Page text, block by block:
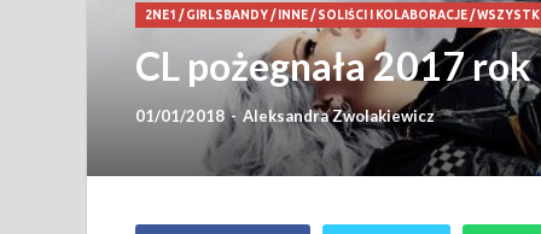
2NE1 / GIRLSBANDY/ INNE/ SOLIŚCI I KOLABORACJE/
CL pożegnała 2017
01/01/2018 - Aleksandra Zwolakiewicz